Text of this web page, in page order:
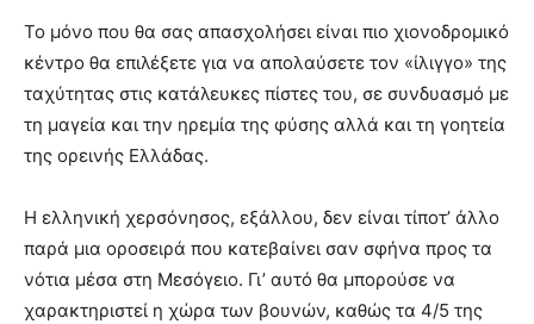
Το μόνο που θα σας απασχολήσει είναι πιο χιονοδρομικό
κέντρο θα επιλέξετε για να απολαύσετε τον «ίλιγγο» της
ταχύτητας στις κατάλευκες πίστες του, σε συνδυασμό με
τη μαγεία και την ηρεμία της φύσης αλλά και τη γοητεία
της ορεινής Ελλάδας.
Η ελληνική χερσόνησος, εξάλλου, δεν είναι τίποτ’ άλλο
παρά μια οροσειρά που κατεβαίνει σαν σφήνα προς τα
νότια μέσα στη Μεσόγειο. Γι’ αυτό θα μπορούσε να
χαρακτηριστεί η χώρα των βουνών, καθώς τα 4/5 της